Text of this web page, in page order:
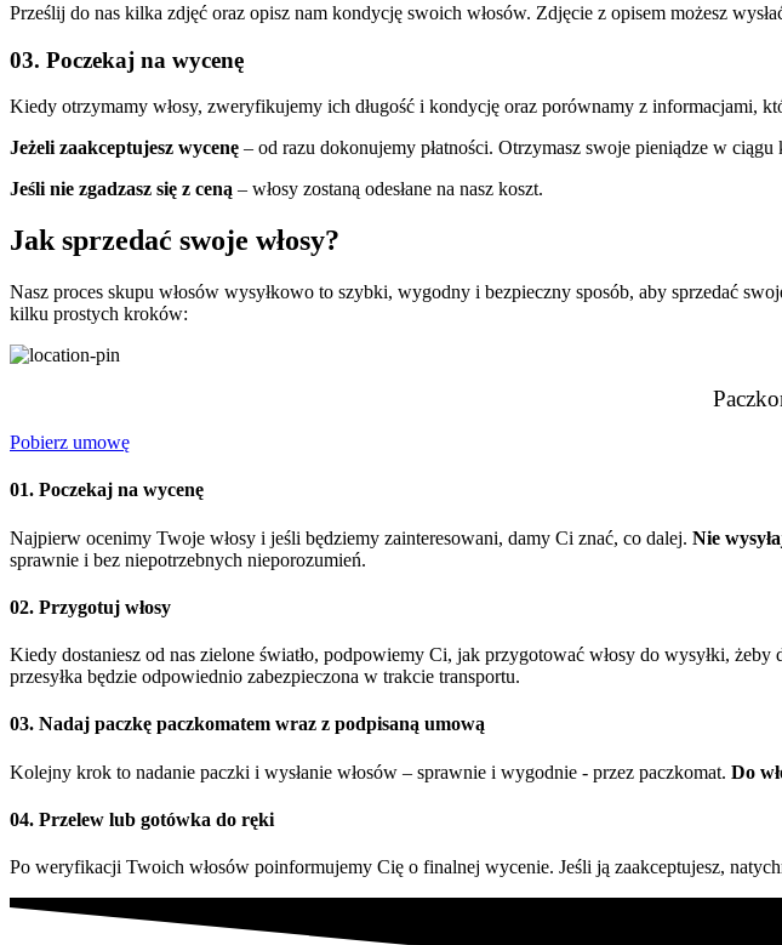
Prześlij do nas kilka zdjęć oraz opisz nam kondycję swoich włosów. Zdjęcie z opisem możesz
03. Poczekaj na wycenę
Kiedy otrzymamy włosy, zweryfikujemy ich długość i kondycję oraz porównamy z informacjami,
Jeżeli zaakceptujesz wycenę – od razu dokonujemy płatności. Otrzymasz swoje pieniądze w
Jeśli nie zgadzasz się z ceną – włosy zostaną odesłane na nasz koszt.
Jak sprzedać swoje włosy?
Nasz proces skupu włosów wysyłkowo to szybki, wygodny i bezpieczny sposób, aby sprzedać
kilku prostych kroków:
Pobierz umowę
01. Poczekaj na wycenę
Najpierw ocenimy Twoje włosy i jeśli będziemy zainteresowani, damy Ci znać, co dalej. Nie
sprawnie i bez niepotrzebnych nieporozumień.
02. Przygotuj włosy
Kiedy dostaniesz od nas zielone światło, podpowiemy Ci, jak przygotować włosy do wysyłki,
przesyłka będzie odpowiednio zabezpieczona w trakcie transportu.
03. Nadaj paczkę paczkomatem wraz z podpisaną umową
Kolejny krok to nadanie paczki i wysłanie włosów – sprawnie i wygodnie - przez paczkomat. Do
04. Przelew lub gotówka do ręki
Po weryfikacji Twoich włosów poinformujemy Cię o finalnej wycenie. Jeśli ją zaakceptujesz,